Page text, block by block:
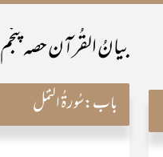
بیانُ القُرآن حصہ پنجم
باب:سُورۃُ النَّمْل